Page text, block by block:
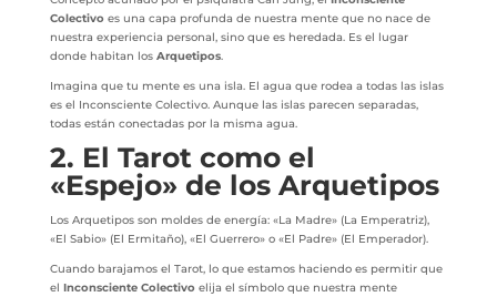
Colectivoes una capa profunda de nuestra mente que no nace de
nuestra experiencia personal, sino que es heredada. Es el lugar
donde habitan los Arquetipos.
Imagina que tu mente es una isla. El agua que rodea a todas las islas
es el Inconsciente Colectivo. Aunque las islas parecen separadas,
todas están conectadas por la misma agua.
2. El Tarot como el
«Espejo» de los Arquetipos
Los Arquetipos son moldes de energía: «La Madre» (La Emperatriz),
«El Sabio» (El Ermitaño), «El Guerrero» o «El Padre» (El Emperador).
Cuando barajamos el Tarot, lo que estamos haciendo es permitir que
el Inconsciente Colectivoelija el símbolo que nuestra mente